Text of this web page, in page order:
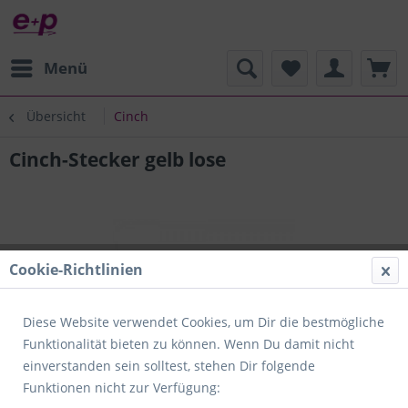
Menü
Übersicht Cinch
Cinch-Stecker gelb lose
Cookie-Richtlinien
Diese Website verwendet Cookies, um Dir die bestmögliche
Funktionalität bieten zu können. Wenn Du damit nicht
einverstanden sein solltest, stehen Dir folgende
Funktionen nicht zur Verfügung: